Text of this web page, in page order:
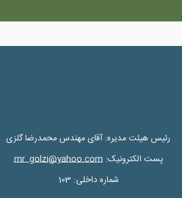
رئیس هیئت مدیره: آقای مهندس محمدرضا گلزی
پست الکترونیک:mr_golzi@yahoo.com
شماره داخلی: 103